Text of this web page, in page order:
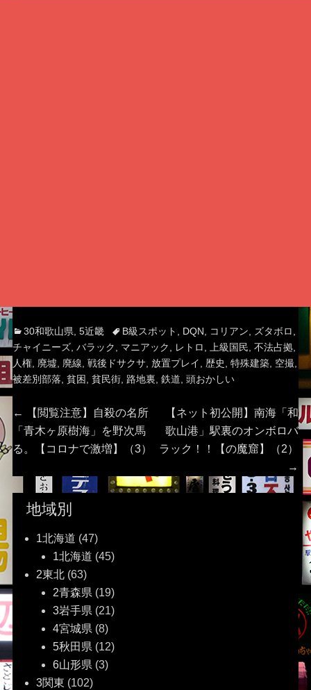
Categories
30和歌山県 5近畿 TagsB級スポット DQN コリアン ズタボロ
チャイニーズ, バラック マニアック レトロ 上級国民 不法占拠,
人権, 廃墟 廃線 戦後ドサクサ, 放置プレイ 歴史 特殊建築, 空撮,
被差別部落 貧困 貧民街, 路地裏 鉄道 頭おかしい
投
稿
ナ
ビ
ゲ
ー
シ
ョ
ン
←
Previous
post:
【閲覧注意】自殺の名所
「青木ヶ原樹海」を野次馬
る。【コロナで激増】（3）
Next
post:
【ネット初公開】南海「和
歌山港」駅裏のオンボロバ
ラック！！【の魔窟】（2）
→
地域別
1北海道 (47)
1北海道 (45)
2東北(63)
2青森県 (19)
3岩手県 (21)
4宮城県 (8)
5秋田県 (12)
6山形県 (3)
3関東 (102)